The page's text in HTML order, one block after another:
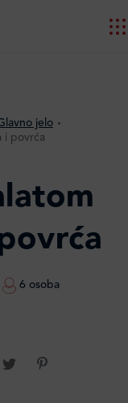
jelo
i povrća
6 osoba